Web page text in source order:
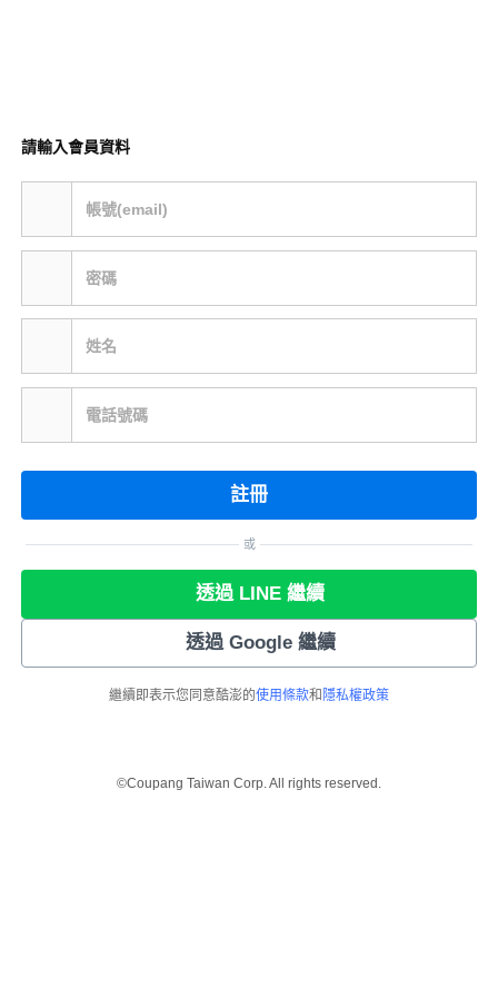
請輸入會員資料
帳號(email)
密碼
姓名
電話號碼
註冊
或
透過 LINE 繼續
透過 Google 繼續
繼續即表示您同意酷澎的使用條款和 隱私權政策
©Coupang Taiwan Corp. All rights reserved.